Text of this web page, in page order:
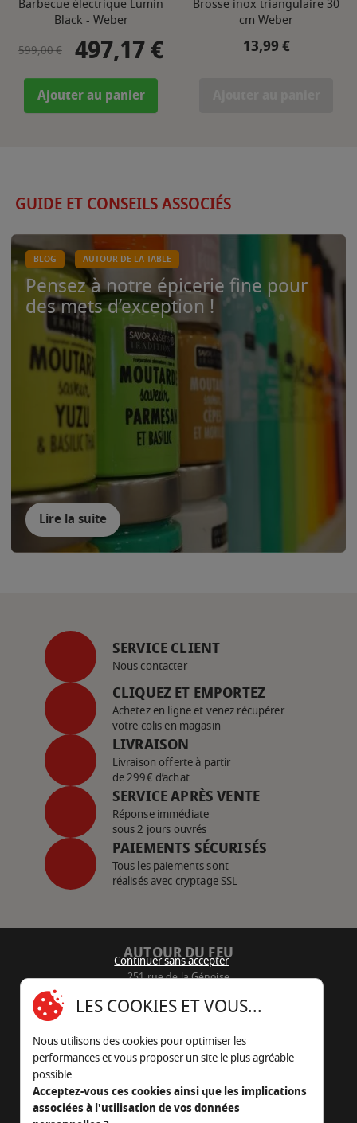
Barbecue électrique Lumin
Black - Weber
Prix de base
599,00 € Prix
497,17 €
Ajouter au panier
Brosse inox triangulaire 30
cm Weber
Prix
13,99 €
GUIDE ET CONSEILS ASSOCIÉS
BLOG AUTOUR DE LA TABLE
Pensez à notre épicerie fine pour
des mets d’exception !
Lire la suite
SERVICE CLIENT
Nous contacter
CLIQUEZ ET EMPORTEZ
Achetez en ligne et venez récupérer
votre colis en magasin
LIVRAISON
Livraison offerte à partir
de 299€ d’achat
SERVICE APRÈS VENTE
Réponse immédiate
sous 2 jours ouvrés
PAIEMENTS SÉCURISÉS
Tous les paiements sont
réalisés avec cryptage SSL
AUTOUR DU FEU
251 rue de la Génoise
05 45 22 98 09
Nous envoyer un e-mail
Continuer sans accepter
LES COOKIES ET VOUS...
Nous utilisons des cookies pour optimiser les
performances et vous proposer un site le plus agréable
possible.
Acceptez-vous ces cookies ainsi que les implications
associées à l'utilisation de vos données